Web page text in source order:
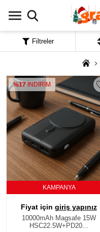
%17 İNDİRİM
KAMPANYA
Fiyat için giriş yapınız
10000mAh Magsafe 15W
HSC22.5W+PD20...
Filtreler